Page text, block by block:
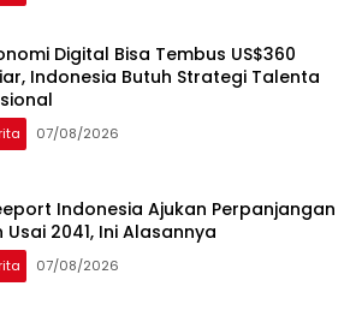
Digital Bisa Tembus US$360
Indonesia Butuh Strategi Talenta
07/08/2026
Indonesia Ajukan Perpanjangan
Usai 2041, Ini Alasannya
07/08/2026